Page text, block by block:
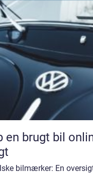
en brugt bil
bilmærker: En